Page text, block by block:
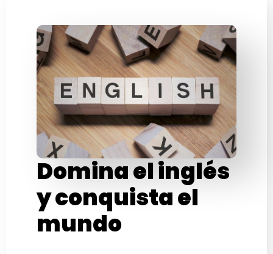
Domina el inglés
y conquista el
mundo